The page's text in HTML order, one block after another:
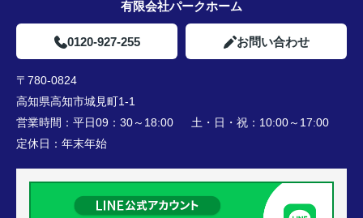
有限会社パークホーム
0120-927-255 お問い合わせ
〒780-0824
高知県高知市城見町1-1
営業時間： 平日09：30～18:00 土・日・祝：10:00～17:00
定休日： 年末年始